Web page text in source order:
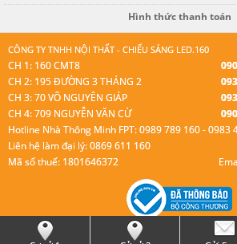
Hình thức thanh toán
CÔNG TY TNHH NỘI THẤT - CHIẾU SÁNG LED.160
CH 1: 160 CMT8
CH 2: 195 ĐƯỜNG 3 THÁNG 2
CH 3: 70 VÕ NGUYÊN GIÁP
CH 4: 709 NGUYỄN VĂN CỪ
Hotline Nhà Thông Minh FPT: 0989 789 160 - 0983
Liên hệ làm đại lý: 0869 611 160
Mã số thuế: 1801646372
© Bản quyền thuộc Led 160.